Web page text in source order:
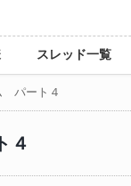
スレッド一覧
パート４
４